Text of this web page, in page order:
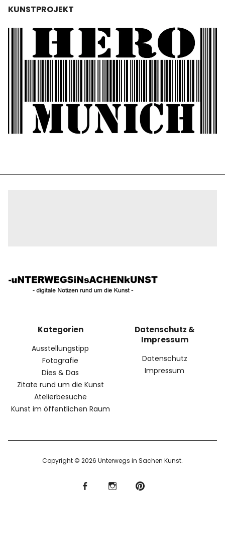
KUNSTPROJEKT
Kategorien
Ausstellungstipp
Fotografie
Dies & Das
Zitate rund um die Kunst
Atelierbesuche
Kunst im öffentlichen Raum
Datenschutz &
Impressum
Datenschutz
Impressum
Copyright © 2026 Unterwegs in Sachen Kunst